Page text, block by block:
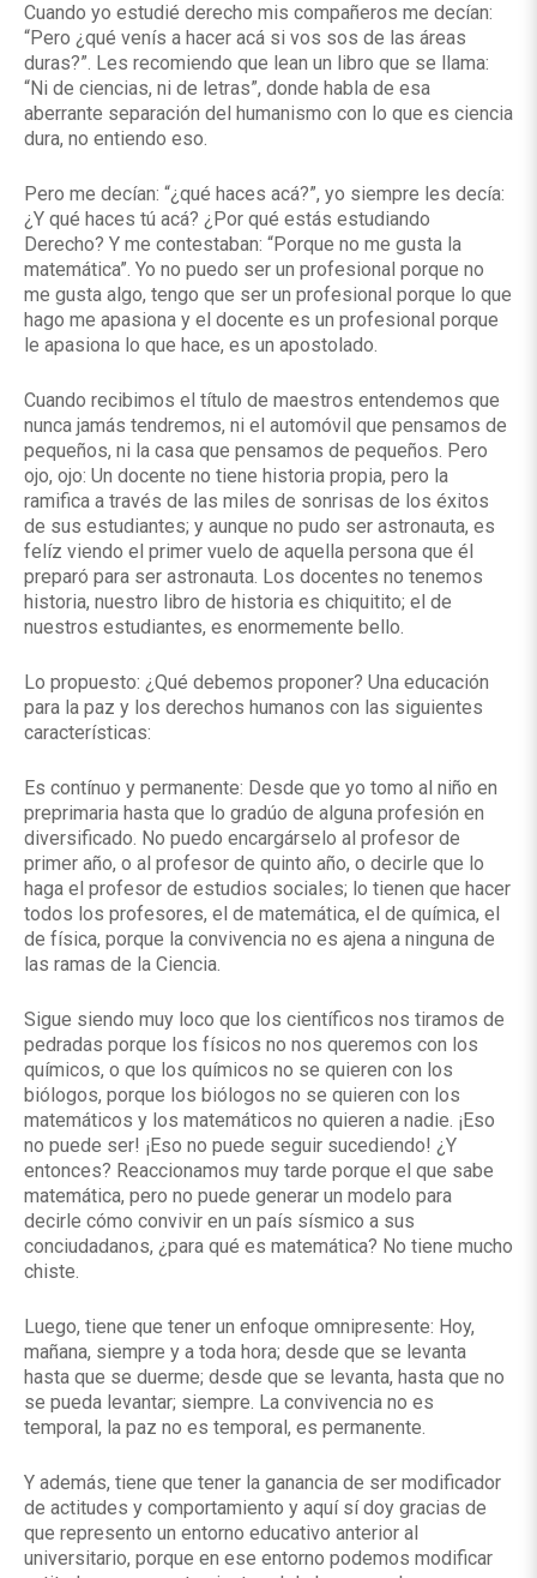
Cuando yo estudié derecho mis compañeros me decían:
“Pero ¿qué venís a hacer acá si vos sos de las áreas
duras?”. Les recomiendo que lean un libro que se llama:
“Ni de ciencias, ni de letras”, donde habla de esa
aberrante separación del humanismo con lo que es ciencia
dura, no entiendo eso.
Pero me decían: “¿qué haces acá?”, yo siempre les decía:
¿Y qué haces tú acá? ¿Por qué estás estudiando
Derecho? Y me contestaban: “Porque no me gusta la
matemática”. Yo no puedo ser un profesional porque no
me gusta algo, tengo que ser un profesional porque lo que
hago me apasiona y el docente es un profesional porque
le apasiona lo que hace, es un apostolado.
Cuando recibimos el título de maestros entendemos que
nunca jamás tendremos, ni el automóvil que pensamos de
pequeños, ni la casa que pensamos de pequeños. Pero
ojo, ojo: Un docente no tiene historia propia, pero la
ramifica a través de las miles de sonrisas de los éxitos
de sus estudiantes; y aunque no pudo ser astronauta, es
felíz viendo el primer vuelo de aquella persona que él
preparó para ser astronauta. Los docentes no tenemos
historia, nuestro libro de historia es chiquitito; el de
nuestros estudiantes, es enormemente bello.
Lo propuesto: ¿Qué debemos proponer? Una educación
para la paz y los derechos humanos con las siguientes
características:
Es contínuo y permanente: Desde que yo tomo al niño en
preprimaria hasta que lo gradúo de alguna profesión en
diversificado. No puedo encargárselo al profesor de
primer año, o al profesor de quinto año, o decirle que lo
haga el profesor de estudios sociales; lo tienen que hacer
todos los profesores, el de matemática, el de química, el
de física, porque la convivencia no es ajena a ninguna de
las ramas de la Ciencia.
Sigue siendo muy loco que los científicos nos tiramos de
pedradas porque los físicos no nos queremos con los
químicos, o que los químicos no se quieren con los
biólogos, porque los biólogos no se quieren con los
matemáticos y los matemáticos no quieren a nadie. ¡Eso
no puede ser! ¡Eso no puede seguir sucediendo! ¿Y
entonces? Reaccionamos muy tarde porque el que sabe
matemática, pero no puede generar un modelo para
decirle cómo convivir en un país sísmico a sus
conciudadanos, ¿para qué es matemática? No tiene mucho
chiste.
Luego, tiene que tener un enfoque omnipresente: Hoy,
mañana, siempre y a toda hora; desde que se levanta
hasta que se duerme; desde que se levanta, hasta que no
se pueda levantar; siempre. La convivencia no es
temporal, la paz no es temporal, es permanente.
Y además, tiene que tener la ganancia de ser modificador
de actitudes y comportamiento y aquí sí doy gracias de
que represento un entorno educativo anterior al
universitario, porque en ese entorno podemos modificar